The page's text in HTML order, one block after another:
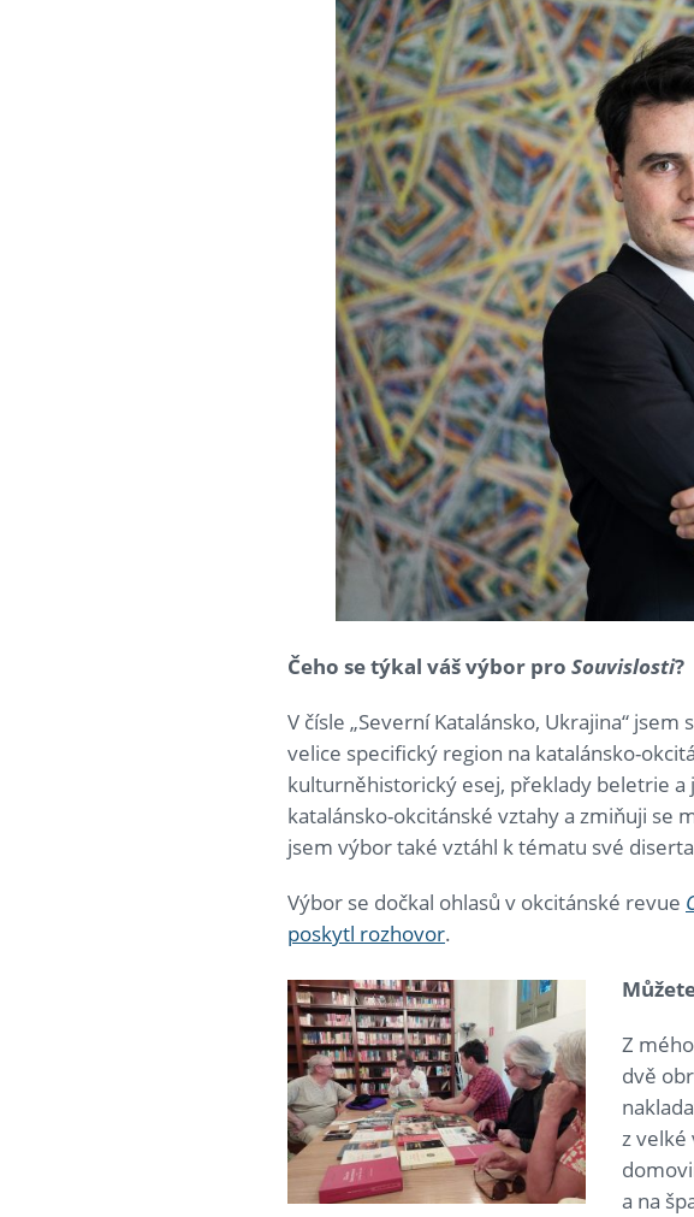
Čeho se týkal váš výbor pro Souvislosti?
V čísle „Severní Katalánsko, Ukrajina“
velice specifický region na katalánsko-
kulturněhistorický esej, překlady beletrie
katalánsko-okcitánské vztahy a zmiňuji se
jsem výbor také vztáhl k tématu své
Výbor se dočkal ohlasů v okcitánské revue
poskytl rozhovor.
Z
dvě
z velké
a na